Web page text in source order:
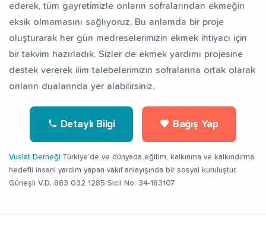
ederek, tüm gayretimizle onların sofralarından ekmeğin
eksik olmamasını sağlıyoruz. Bu anlamda bir proje
oluşturarak her gün medreselerimizin ekmek ihtiyacı için
bir takvim hazırladık. Sizler de ekmek yardımı projesine
destek vererek ilim talebelerimizin sofralarına ortak olarak
onların dualarında yer alabilirsiniz.
Detaylı Bilgi Bağış Yap
Vuslat Derneği Türkiye’de ve dünyada eğitim, kalkınma ve kalkındırma
hedefli insani yardım yapan vakıf anlayışında bir sosyal kuruluştur.
Güneşli V.D. 883 032 1285 Sicil No: 34-183107